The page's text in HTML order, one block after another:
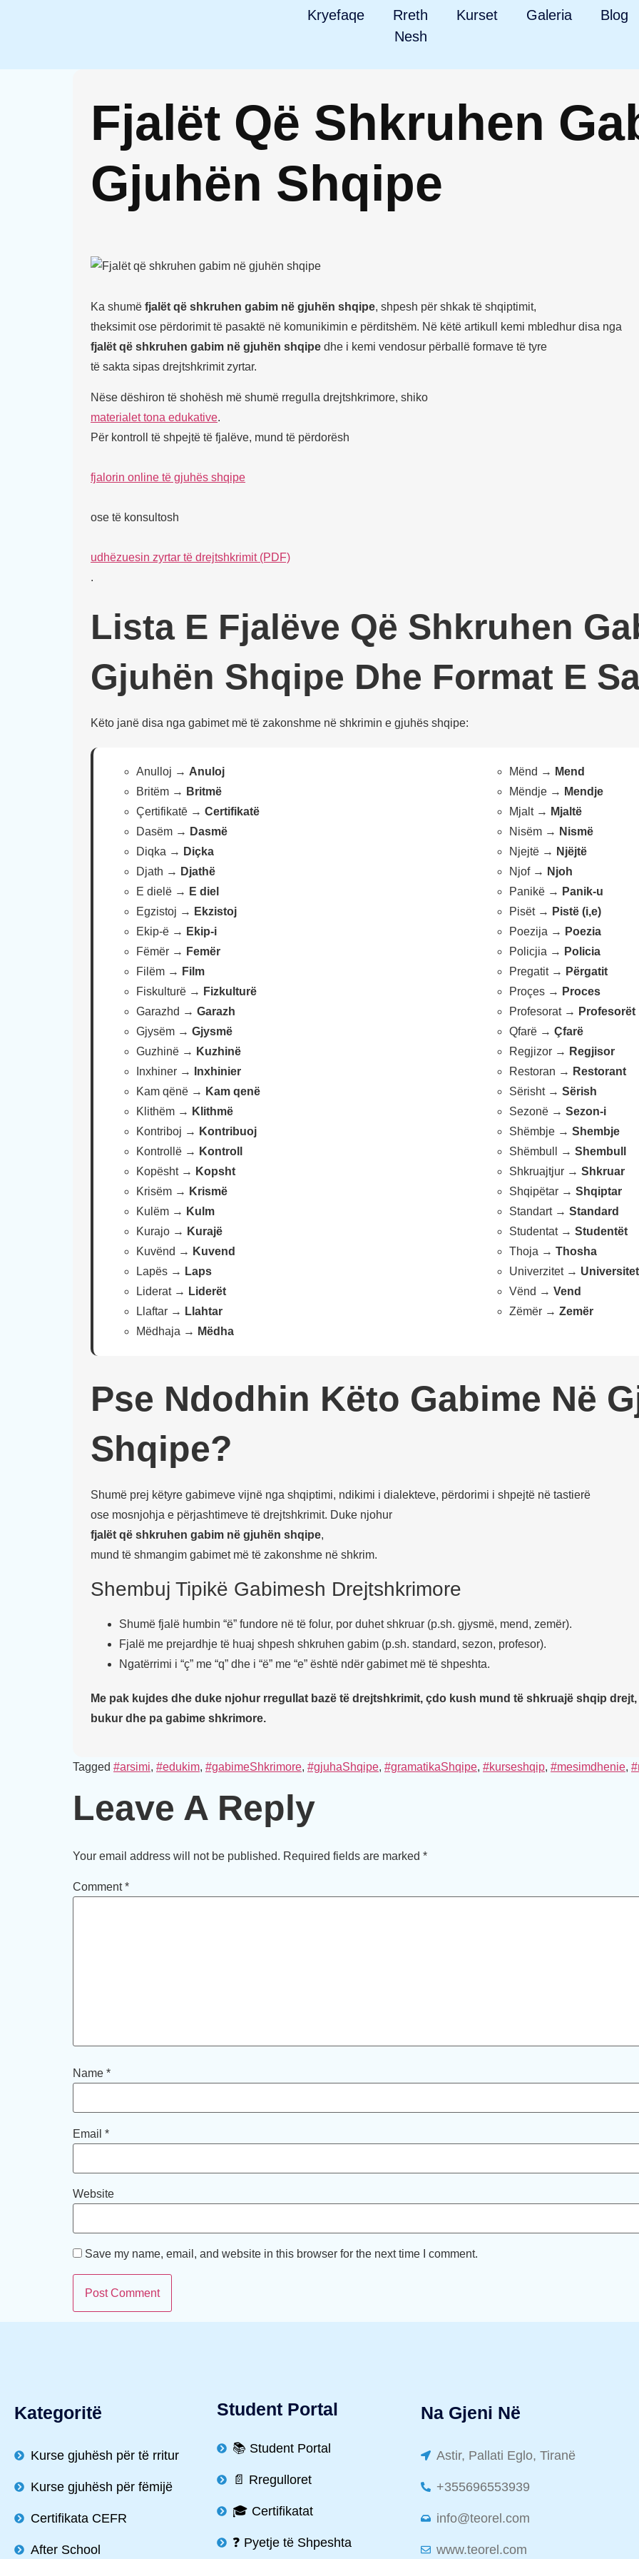
Kryefaqe
Rreth
Nesh
Kurset Galeria Blog
Fjalët Që Shkruhen
Gjuhën Shqipe
Ka shumë fjalët që shkruhen gabim në gjuhën shqipe, shpesh për shkak të shqiptimit,
theksimit ose përdorimit të pasaktë në komunikimin e përditshëm. Në këtë artikull kemi mbledhur disa nga
fjalët që shkruhen gabim në gjuhën shqipe dhe i kemi vendosur përballë formave të tyre
të sakta sipas drejtshkrimit zyrtar.
Nëse dëshiron të shohësh më shumë rregulla drejtshkrimore, shiko
materialet tona edukative.
Për kontroll të shpejtë të fjalëve, mund të përdorësh
fjalorin online të gjuhës shqipe
ose të konsultosh
udhëzuesin zyrtar të drejtshkrimit (PDF)
.
Lista E Fjalëve Që Shkruhen
Gjuhën Shqipe Dhe Format E
Këto janë disa nga gabimet më të zakonshme në shkrimin e gjuhës shqipe:
Anulloj → Anuloj
Britëm → Britmë
Çertifikatē → Certifikatë
Dasëm → Dasmë
Diqka → Diçka
Djath → Djathë
E dielë → E diel
Egzistoj → Ekzistoj
Ekip-ë → Ekip-i
Fëmër → Femër
Filëm → Film
Fiskulturë → Fizkulturë
Garazhd → Garazh
Gjysëm → Gjysmë
Guzhinë → Kuzhinë
Inxhiner →
Inxhinier
Kam qënë → Kam qenë
Klithëm → Klithmë
Kontriboj → Kontribuoj
Kontrollë → Kontroll
Kopësht → Kopsht
Krisëm → Krismë
Kulëm → Kulm
Kurajo → Kurajë
Kuvënd → Kuvend
Lapës → Laps
Liderat → Liderët
Llaftar → Llahtar
Mëdhaja → Mëdha
Mënd → Mend
Mëndje → Mendje
Mjalt → Mjaltë
Nisëm → Nismë
Njejtë → Njëjtë
Njof → Njoh
Panikë → Panik-u
Pisët → Pistë (i,e)
Poezija → Poezia
Policjia → Policia
Pregatit → Përgatit
Proçes → Proces
Profesorat → Profesorët
Qfarë → Çfarë
Regjizor → Regjisor
Restoran → Restorant
Sërisht → Sërish
Sezonë → Sezon-i
Shëmbje → Shembje
Shëmbull → Shembull
Shkruajtjur → Shkruar
Shqipëtar → Shqiptar
Standart → Standard
Studentat → Studentët
Thoja → Thosha
Univerzitet → Universitet
Vënd → Vend
Zëmër → Zemër
Pse Ndodhin Këto Gabime Në
Shqipe?
Shumë prej këtyre gabimeve vijnë nga shqiptimi, ndikimi i dialekteve, përdorimi i shpejtë në tastierë
ose mosnjohja e përjashtimeve të drejtshkrimit. Duke njohur
fjalët që shkruhen gabim në gjuhën shqipe,
mund të shmangim gabimet më të zakonshme në shkrim.
Shembuj Tipikë Gabimesh Drejtshkrimore
Shumë fjalë humbin “ë” fundore në të folur, por duhet shkruar (p.sh. gjysmë, mend, zemër).
Fjalë me prejardhje të huaj shpesh shkruhen gabim (p.sh. standard, sezon, profesor).
Ngatërrimi i “ç” me “q” dhe i “ë” me “e” është ndër gabimet më të shpeshta.
Me pak kujdes dhe duke njohur rregullat bazë të drejtshkrimit, çdo kush mund të shkruajë shqip drejt,
bukur dhe pa gabime shkrimore.
Tagged #arsimi, #edukim, #gabimeShkrimore, #gjuhaShqipe, #gramatikaShqipe, #kurseshqip, #mesimdhenie,
Leave A Reply
Your email address will not be published. Required fields are marked *
Comment*
Name *
Email *
Website
Save my name, email, and website in this browser for the next time I comment.
Kategoritë
Kurse gjuhësh për të rritur
Kurse gjuhësh për fëmijë
Certifikata CEFR
After School
Student Portal
📚 Student Portal
📄 Rregulloret
🎓 Certifikatat
❓ Pyetje të Shpeshta
Na Gjeni Në
Astir, Pallati Eglo, Tiranë
+355696553939
info@teorel.com
www.teorel.com